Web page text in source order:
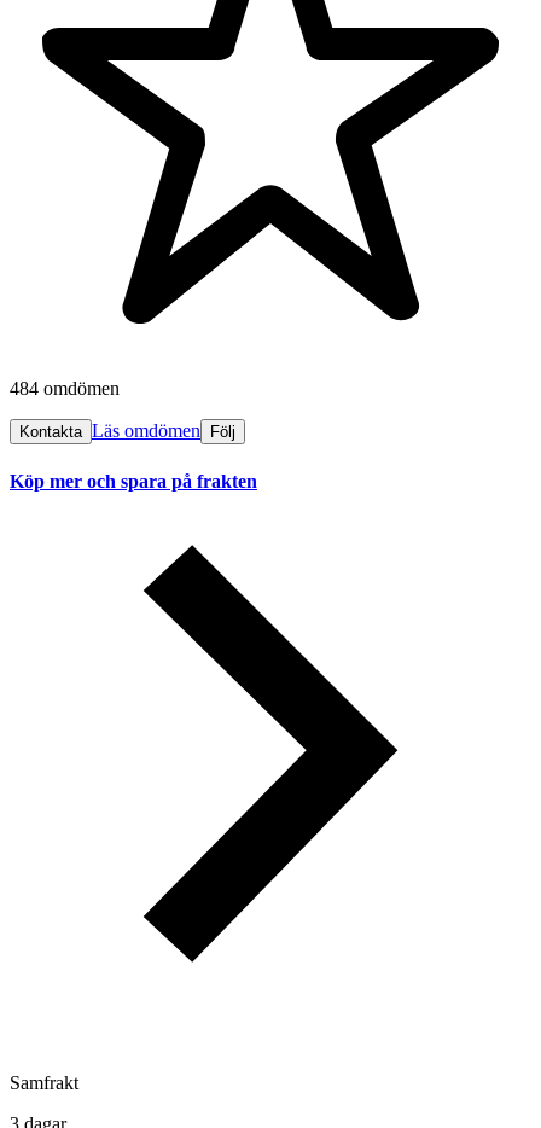
484 omdömen
Kontakta Läs omdömen Följ
Köp mer och spara på frakten
Samfrakt
3 dagar